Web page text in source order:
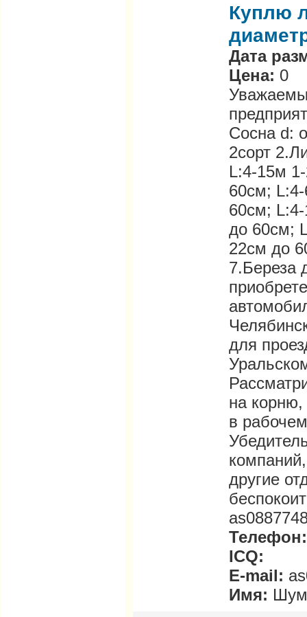
Куплю
Дата
Цена: 0
Сосна d:
2сорт
L:4-15м
60см;
60см;
до 60см;
22см до
7.Береза
для
на корню,
в
другие
Телефон:
ICQ:
E-mail:
Имя: